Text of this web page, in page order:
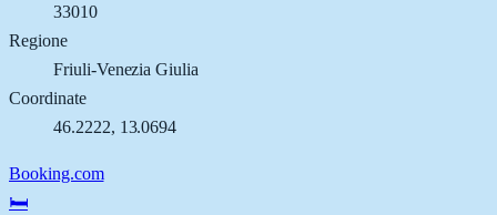
33010
Regione
Friuli-Venezia Giulia
Coordinate
46.2222, 13.0694
Booking.com
🛏️